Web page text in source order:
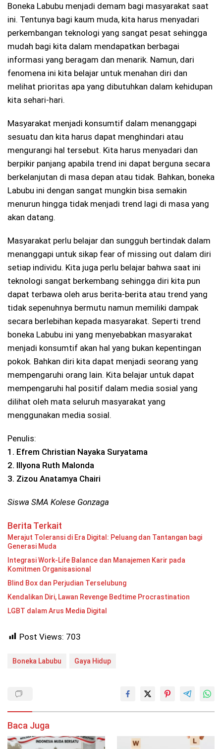
Boneka Labubu menjadi demam bagi masyarakat saat
ini. Tentunya bagi kaum muda, kita harus menyadari
perkembangan teknologi yang sangat pesat sehingga
mudah bagi kita dalam mendapatkan berbagai
informasi yang beragam dan menarik. Namun, dari
fenomena ini kita belajar untuk menahan diri dan
melihat prioritas apa yang dibutuhkan dalam kehidupan
kita sehari-hari.
Masyarakat menjadi konsumtif dalam menanggapi
sesuatu dan kita harus dapat menghindari atau
mengurangi hal tersebut. Kita harus menyadari dan
berpikir panjang apabila trend ini dapat berguna secara
berkelanjutan di masa depan atau tidak. Bahkan, boneka
Labubu ini dengan sangat mungkin bisa semakin
menurun hingga tidak menjadi trend lagi di masa yang
akan datang.
Masyarakat perlu belajar dan sungguh bertindak dalam
menanggapi untuk sikap fear of missing out dalam diri
setiap individu. Kita juga perlu belajar bahwa saat ini
teknologi sangat berkembang sehingga diri kita pun
dapat terbawa oleh arus berita-berita atau trend yang
tidak sepenuhnya bermutu namun memiliki dampak
secara berlebihan kepada masyarakat. Seperti trend
boneka Labubu ini yang menyebabkan masyarakat
menjadi konsumtif akan hal yang bukan kepentingan
pokok. Bahkan diri kita dapat menjadi seorang yang
mempengaruhi orang lain. Kita belajar untuk dapat
mempengaruhi hal positif dalam media sosial yang
dilihat oleh mata seluruh masyarakat yang
menggunakan media sosial.
Penulis:
1. Efrem Christian Nayaka Suryatama
2. Illyona Ruth Malonda
3. Zizou Anatamya Chairi
Siswa SMA Kolese Gonzaga
Berita Terkait
Merajut Toleransi di Era Digital: Peluang dan Tantangan bagi
Generasi Muda
Integrasi Work-Life Balance dan Manajemen Karir pada
Komitmen Organisasional
Blind Box dan Perjudian Terselubung
Kendalikan Diri, Lawan Revenge Bedtime Procrastination
LGBT dalam Arus Media Digital
Post Views: 703
Boneka Labubu Gaya Hidup
Baca Juga